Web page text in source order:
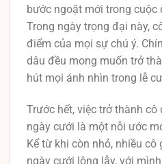
bước ngoặt mới trong cuộc
Trong ngày trọng đại này,
điểm của mọi sự chú ý.
dâu đều mong muốn trở
hút mọi ánh nhìn trong lễ
Trước hết, việc trở thành
ngày cưới là một nỗi ước
Kể từ khi còn nhỏ, nhiều
ngày cưới lộng lẫy, với